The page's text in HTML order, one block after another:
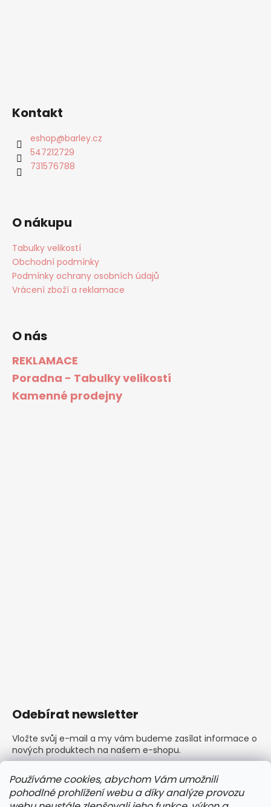
Používáme cookies, abychom Vám umožnili
pohodlné prohlížení webu a díky analýze provozu
Kontakt
eshop@barley.cz
547212729
731576788
O nákupu
Tabulky velikostí
Obchodní podmínky
Podmínky ochrany osobních údajů
Vrácení zboží a reklamace
O nás
REKLAMACE
Poradna - Tabulky velikostí
Kamenné prodejny
Odebírat newsletter
Vložte svůj e-mail a my vám budeme zasílat informace o
nových produktech na našem e-shopu.
Vložením e-mailu souhlasíte spodmínkami ochrany